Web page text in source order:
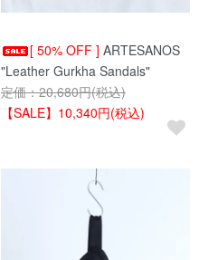
[ 50% OFF ] ARTESANOS
"Leather Gurkha Sandals"
定価：20,680円(税込)
【SALE】10,340円(税込)